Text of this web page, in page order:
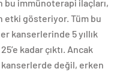
bu immünoterapi ilaçları,
etki gösteriyor. Tüm bu
kanserlerinde 5 yıllık
kadar çıktı. Ancak
değil, erken